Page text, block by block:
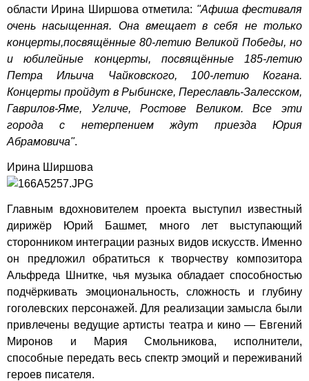
области Ирина Ширшова отметила: "Афиша фестиваля
очень насыщенная. Она вмещает в себя не только
концерты,посвящённые 80-летию Великой Победы, но
и юбилейные концерты, посвящённые 185-летию
Петра Ильича Чайковского, 100-летию Когана.
Концерты пройдут в Рыбинске, Переславль-Залесском,
Гаврилов-Яме, Угличе, Ростове Великом. Все эти
города с нетерпением ждут приезда Юрия
Абрамовича".
Ирина Ширшова
Главным вдохновителем проекта выступил известный
дирижёр Юрий Башмет, много лет выступающий
сторонником интеграции разных видов искусств. Именно
он предложил обратиться к творчеству композитора
Альфреда Шнитке, чья музыка обладает способностью
подчёркивать эмоциональность, сложность и глубину
гоголевских персонажей. Для реализации замысла были
привлечены ведущие артисты театра и кино — Евгений
Миронов и Мария Смольникова, исполнители,
способные передать весь спектр эмоций и переживаний
героев писателя.